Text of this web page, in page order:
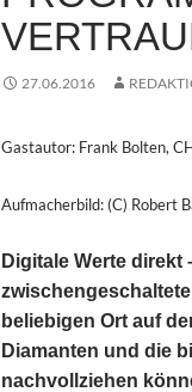
27.06.2016
Gastautor: Frank Bolten,
Aufmacherbild: (C) Robert
Digitale Werte
beliebigen Ort auf
Diamanten und die
nachvollziehen